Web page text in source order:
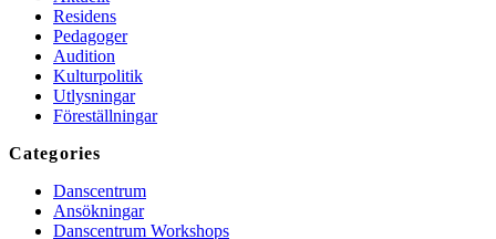
Residens
Pedagoger
Audition
Kulturpolitik
Utlysningar
Föreställningar
Categories
Danscentrum
Ansökningar
Danscentrum Workshops